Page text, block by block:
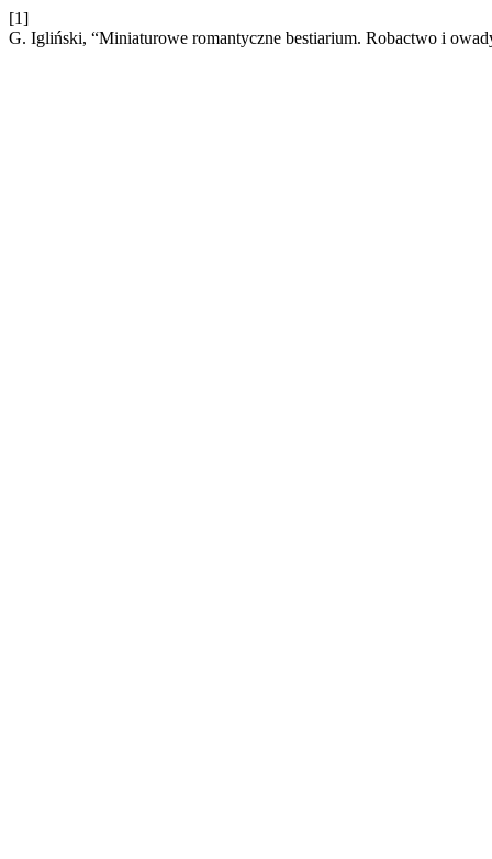
[1]
G. Igliński, “Miniaturowe romantyczne bestiarium. Robactwo i